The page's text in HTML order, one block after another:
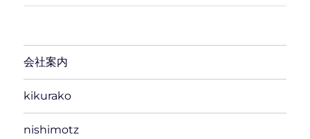
会社案内
kikurako
nishimotz